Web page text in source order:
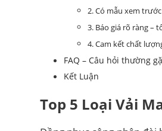
2. Có mẫu xem
3. Báo giá rõ ràng –
4. Cam kết chất
FAQ – Câu hỏi thường
Kết Luận
Top 5 Loại Vải